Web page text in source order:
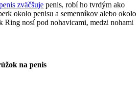
zväčšuje penis, robí ho tvrdým ako
okolo penisu a semenníkov alebo okolo
Ring nosí pod nohavicami, medzi nohami
na penis